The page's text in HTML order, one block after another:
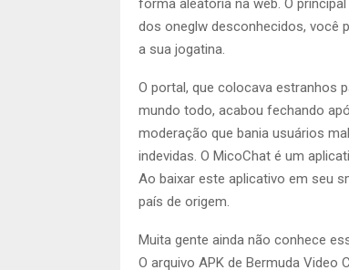
dos oneglw desconhecidos, você
a sua jogatina.
O portal, que colocava estranhos
mundo todo, acabou fechando
moderação que bania usuários
indevidas. O MicoChat é um
Ao baixar este aplicativo em seu
país de origem.
Muita gente ainda não conhece
O arquivo APK de Bermuda Video